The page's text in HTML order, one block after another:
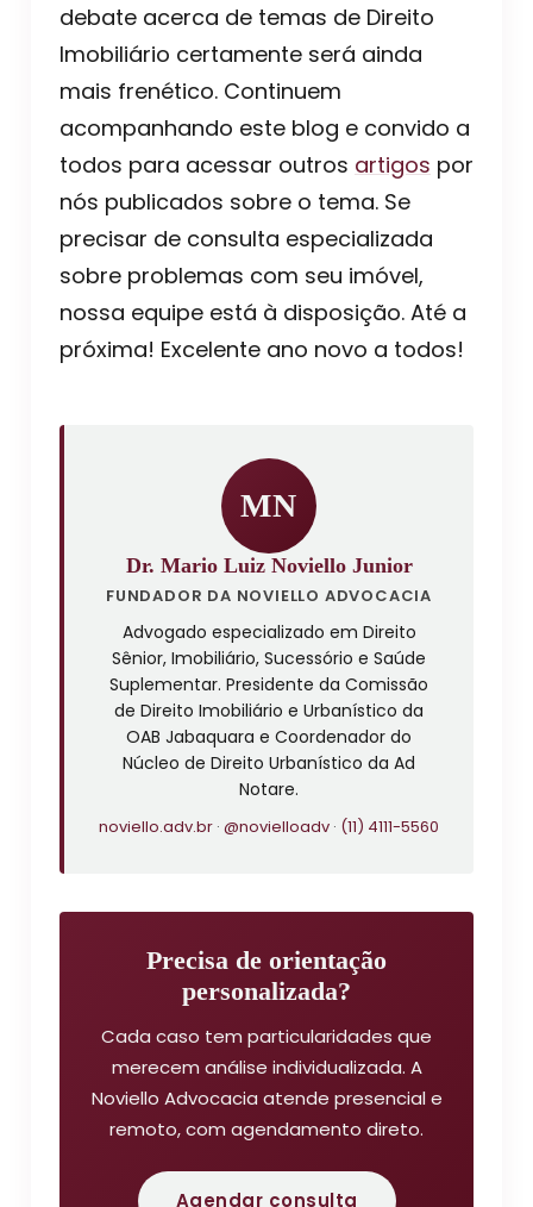
debate acerca de temas de Direito
Imobiliário certamente será ainda
mais frenético. Continuem
acompanhando este blog e convido a
todos para acessar outros artigos por
nós publicados sobre o tema. Se
precisar de consulta especializada
sobre problemas com seu imóvel,
nossa equipe está à disposição. Até a
próxima! Excelente ano novo a todos!
MN
Dr. Mario Luiz Noviello Junior
FUNDADOR DA NOVIELLO ADVOCACIA
Advogado especializado em Direito
Sênior, Imobiliário, Sucessório e Saúde
Suplementar. Presidente da Comissão
de Direito Imobiliário e Urbanístico da
OAB Jabaquara e Coordenador do
Núcleo de Direito Urbanístico da Ad
Notare.
noviello.adv.br · @novielloadv · (11) 4111-5560
Precisa de orientação
personalizada?
Cada caso tem particularidades que
merecem análise individualizada. A
Noviello Advocacia atende presencial e
remoto, com agendamento direto.
Agendar consulta